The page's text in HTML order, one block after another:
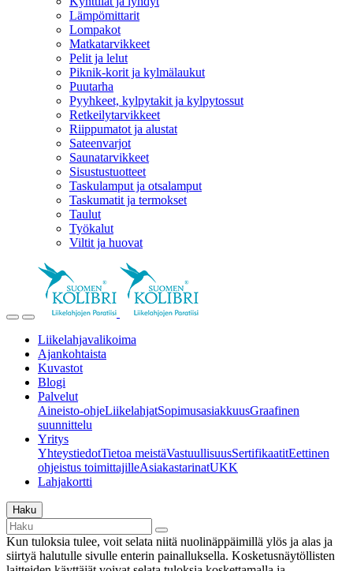
Lämpömittarit
Lompakot
Matkatarvikkeet
Pelit ja lelut
Piknik-korit ja kylmälaukut
Puutarha
Pyyhkeet, kylpytakit ja kylpytossut
Retkeilytarvikkeet
Riippumatot ja alustat
Sateenvarjot
Saunatarvikkeet
Sisustustuotteet
Taskulamput ja otsalamput
Taskumatit ja termokset
Taulut
Työkalut
Viltit ja huovat
Liikelahjavalikoima
Ajankohtaista
Kuvastot
Blogi
Palvelut
Aineisto-ohjeLiikelahjatSopimusasiakkuusGraafinen
suunnittelu
Yritys
YhteystiedotTietoa meistäVastuullisuusSertifikaatitEettinen
ohjeistus toimittajilleAsiakastarinatUKK
Lahjakortti
Haku
Kun tuloksia tulee, voit selata niitä nuolinäppäimillä ylös ja alas ja
siirtyä halutulle sivulle enterin painalluksella. Kosketusnäytöllisten